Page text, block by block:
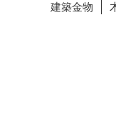
建築金物